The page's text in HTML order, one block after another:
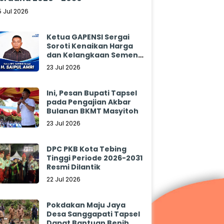
Jul 2026
Ketua GAPENSI Sergai
Soroti Kenaikan Harga
dan Kelangkaan Semen,
Minta Pemerintah
23 Jul 2026
Ini, Pesan Bupati Tapsel
pada Pengajian Akbar
Bulanan BKMT Masyitoh
23 Jul 2026
DPC PKB Kota Tebing
Tinggi Periode 2026-2031
Resmi Dilantik
22 Jul 2026
Pokdakan Maju Jaya
Desa Sanggapati Tapsel